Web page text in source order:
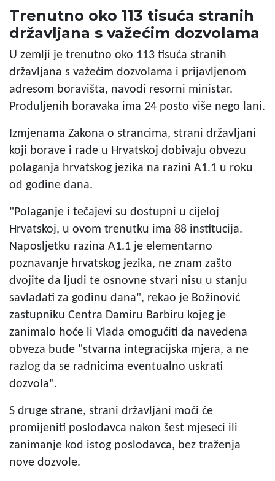
Trenutno oko 113 tisuća stranih
državljana s važećim dozvolama
U zemlji je trenutno oko 113 tisuća stranih
državljana s važećim dozvolama i prijavljenom
adresom boravišta, navodi resorni ministar.
Produljenih boravaka ima 24 posto više nego lani.
Izmjenama Zakona o strancima, strani državljani
koji borave i rade u Hrvatskoj dobivaju obvezu
polaganja hrvatskog jezika na razini A1.1 u roku
od godine dana.
"Polaganje i tečajevi su dostupni u cijeloj
Hrvatskoj, u ovom trenutku ima 88 institucija.
Naposljetku razina A1.1 je elementarno
poznavanje hrvatskog jezika, ne znam zašto
dvojite da ljudi te osnovne stvari nisu u stanju
savladati za godinu dana", rekao je Božinović
zastupniku Centra Damiru Barbiru kojeg je
zanimalo hoće li Vlada omogućiti da navedena
obveza bude "stvarna integracijska mjera, a ne
razlog da se radnicima eventualno uskrati
dozvola".
S druge strane, strani državljani moći će
promijeniti poslodavca nakon šest mjeseci ili
zanimanje kod istog poslodavca, bez traženja
nove dozvole.